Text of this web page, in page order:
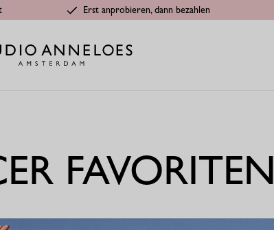
Erst anprobieren, dann bezahlen
FAVORITEN